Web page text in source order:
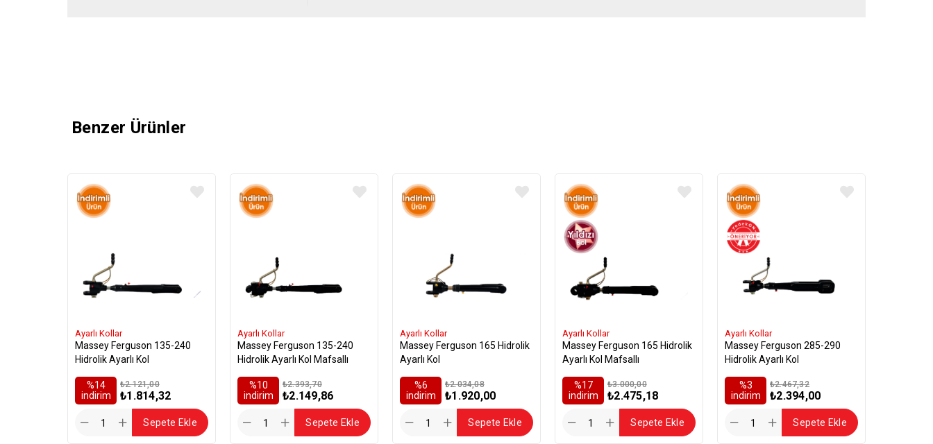
Benzer Ürünler
Ayarlı Kollar
Massey Ferguson 135-240
Hidrolik Ayarlı Kol
%14
i̇ndirim
₺1.814,32
₺2.121,00
Sepete Ekle
Ayarlı Kollar
Massey Ferguson 135-240
Hidrolik Ayarlı Kol Mafsallı
%10
i̇ndirim
₺2.149,86
₺2.393,70
Sepete Ekle
Ayarlı Kollar
Massey Ferguson 165 Hidrolik
Ayarlı Kol
%6
i̇ndirim
₺1.920,00
₺2.034,08
Sepete Ekle
Ayarlı Kollar
Massey Ferguson 165 Hidrolik
Ayarlı Kol Mafsallı
%17
i̇ndirim
₺2.475,18
₺3.000,00
Sepete Ekle
Ayarlı Kollar
Massey Ferguson 285-290
Hidrolik Ayarlı Kol
%3
i̇ndirim
₺2.394,00
₺2.467,32
Sepete Ekle